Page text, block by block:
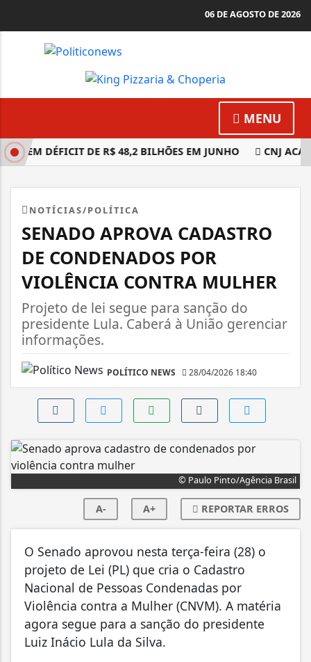
06 DE AGOSTO DE 2026
MENU
TEM DÉFICIT DE R$ 48,2 BILHÕES EM JUNHO CNJ
NOTÍCIAS/POLÍTICA
SENADO APROVA CADASTRO
DE CONDENADOS POR
VIOLÊNCIA CONTRA MULHER
Projeto de lei segue para sanção do
presidente Lula. Caberá à União gerenciar
informações.
POLÍTICO NEWS 28/04/2026 18:40
© Paulo Pinto/Agência Brasil
A- A+ REPORTAR ERROS
O Senado aprovou nesta terça-feira (28) o
projeto de Lei (PL) que cria o Cadastro
Nacional de Pessoas Condenadas por
Violência contra a Mulher (CNVM). A matéria
agora segue para a sanção do presidente
Luiz Inácio Lula da Silva.